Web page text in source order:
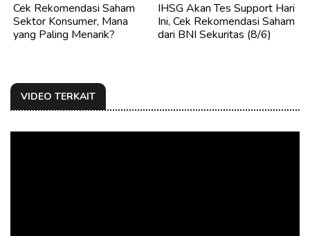
Cek Rekomendasi Saham
Sektor Konsumer, Mana
yang Paling Menarik?
IHSG Akan Tes Support Hari
Ini, Cek Rekomendasi Saham
dari BNI Sekuritas (8/6)
VIDEO TERKAIT